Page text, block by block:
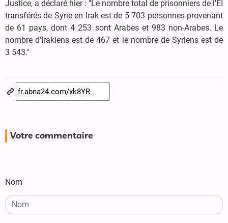
Justice, a déclaré hier : "Le nombre total de prisonniers de l'EI
transférés de Syrie en Irak est de 5 703 personnes provenant
de 61 pays, dont 4 253 sont Arabes et 983 non-Arabes. Le
nombre d'Irakiens est de 467 et le nombre de Syriens est de
3 543."
Votre commentaire
Nom